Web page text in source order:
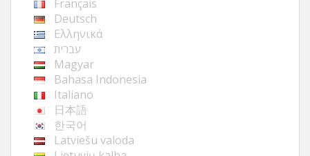
Français
Deutsch
Ελληνικά
עברית
Magyar
Bahasa Indonesia
Italiano
日本語
한국어
Latviešu valoda